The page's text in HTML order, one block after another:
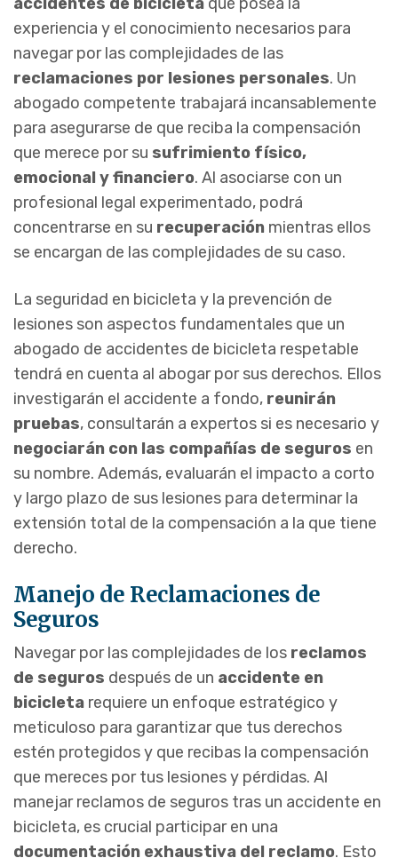
experiencia y el conocimiento necesarios para
navegar por las complejidades de las
reclamaciones por lesiones personales. Un
abogado competente trabajará incansablemente
para asegurarse de que reciba la compensación
que merece por su sufrimiento físico,
emocional y financiero. Al asociarse con un
profesional legal experimentado, podrá
concentrarse en su recuperación mientras ellos
se encargan de las complejidades de su caso.
La seguridad en bicicleta y la prevención de
lesiones son aspectos fundamentales que un
abogado de accidentes de bicicleta respetable
tendrá en cuenta al abogar por sus derechos. Ellos
investigarán el accidente a fondo, reunirán
pruebas, consultarán a expertos si es necesario y
negociarán con las compañías de seguros en
su nombre. Además, evaluarán el impacto a corto
y largo plazo de sus lesiones para determinar la
extensión total de la compensación a la que tiene
derecho.
Manejo de Reclamaciones de
Seguros
Navegar por las complejidades de los reclamos
de seguros después de un accidente en
bicicleta requiere un enfoque estratégico y
meticuloso para garantizar que tus derechos
estén protegidos y que recibas la compensación
que mereces por tus lesiones y pérdidas. Al
manejar reclamos de seguros tras un accidente en
bicicleta, es crucial participar en una
documentación exhaustiva del reclamo. Esto